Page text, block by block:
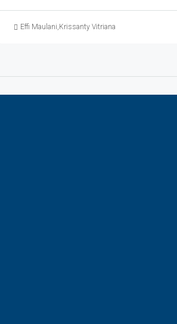
Effi Maulani,Krissanty Vitriana